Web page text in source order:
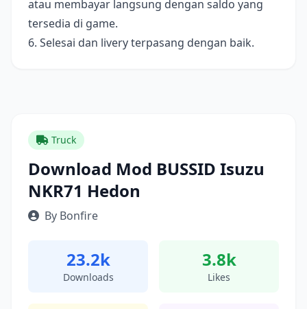
atau membayar langsung dengan saldo yang
tersedia di game.
6. Selesai dan livery terpasang dengan baik.
Truck
Download Mod BUSSID Isuzu
NKR71 Hedon
By Bonfire
23.2k
Downloads
3.8k
Likes